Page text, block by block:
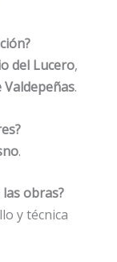
del Lucero,
.
.
obras?
y técnica